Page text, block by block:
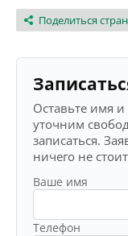
Поделиться
Оставьте имя
уточним
записаться.
ничего не
Ваше имя
Телефон